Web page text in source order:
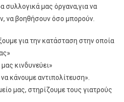
συλλογικά μας όργανα,για να
να βοηθήσουν όσο μπορούν.
για την κατάσταση στην οποία
κινδυνεύει»
κάνουμε αντιπολίτευση».
μας, στηρίζουμε τους γιατρούς